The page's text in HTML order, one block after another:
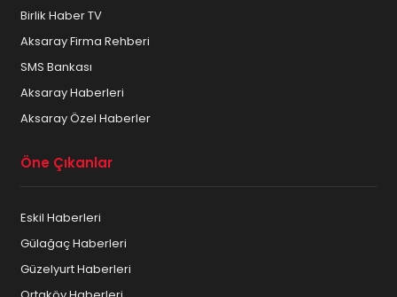
Birlik Haber TV
Aksaray Firma Rehberi
SMS Bankası
Aksaray Haberleri
Aksaray Özel Haberler
Öne Çıkanlar
Eskil Haberleri
Gülağaç Haberleri
Güzelyurt Haberleri